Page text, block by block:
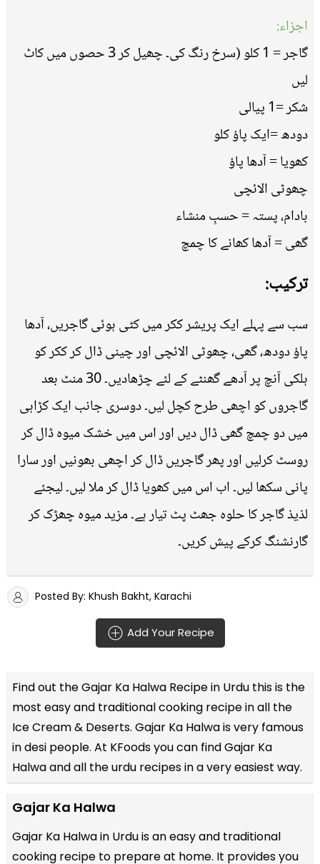
اجزاء:
گاجر = 1 کلو (سرخ رنگ کی۔ چھیل کر 3 حصوں میں کاٹ
لیں
شکر =1 پیالی
دودھ =ایک پاؤ کلو
کھویا = آدھا پاؤ
چھوٹی الائچی
بادام، پستہ = حسبِ منشاء
گھی = آدھا کھانے کا چمچ
ترکیب:
سب سے پہلے ایک پریشر ککر میں کٹی ہوئی گاجریں، آدھا
پاؤ دودھ، گھی، چھوٹی الائچی اور چینی ڈال کر ککر کو
ہلکی آنچ پر آدھے گھنٹے کے لئے چڑھادیں۔ 30 منٹ بعد
گاجروں کو اچھی طرح کچل لیں۔ دوسری جانب ایک کڑاہی
میں دو چمچ گھی ڈال دیں اور اس میں خشک میوہ ڈال کر
روسٹ کرلیں اور پھر گاجریں ڈال کر اچھی بھونیں اور سارا
پانی سکھا لیں۔ اب اس میں کھویا ڈال کر ملا لیں۔ لیجئے
لذیذ گاجر کا حلوہ جھٹ پٹ تیار ہے۔ مزید میوہ چھڑک کر
گارنشنگ کرکے پیش کریں۔
Posted By: Khush Bakht, Karachi
Add Your Recipe
Find out theGajar Ka Halwa Recipe in Urdu this is the
most easy and traditional cooking recipe in all the
Ice Cream & Deserts. Gajar Ka Halwa is very famous
in desi people. At KFoods you can find Gajar Ka
Halwa and all theurdu recipesin a very easiest way.
Gajar Ka Halwa
Gajar Ka Halwa in Urdu is an easy and traditional
cooking recipe to prepare at home. It provides you